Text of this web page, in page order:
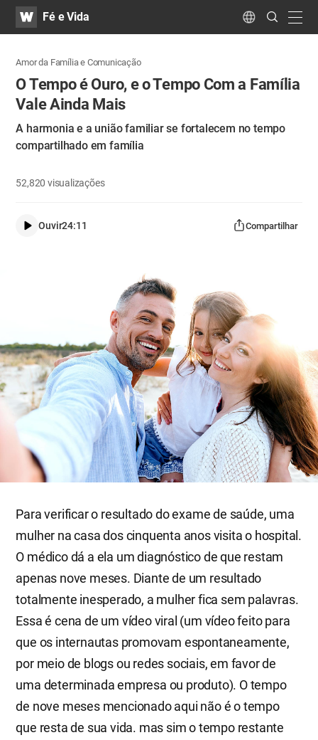
WATVFé e Vida Language
Search
Submit
Amor da Família e Comunicação
O Tempo é Ouro, e o Tempo Com a Família
Vale Ainda Mais
A harmonia e a união familiar se fortalecem no tempo
compartilhado em família
52,820visualizações
Ouvir24:11 Compartilhar
Para verificar o resultado do exame de saúde, uma
mulher na casa dos cinquenta anos visita o hospital.
O médico dá a ela um diagnóstico de que restam
apenas nove meses. Diante de um resultado
totalmente inesperado, a mulher fica sem palavras.
Essa é cena de um vídeo viral (um vídeo feito para
que os internautas promovam espontaneamente,
por meio de blogs ou redes sociais, em favor de
uma determinada empresa ou produto). O tempo
de nove meses mencionado aqui não é o tempo
que resta de sua vida. mas sim o tempo restante